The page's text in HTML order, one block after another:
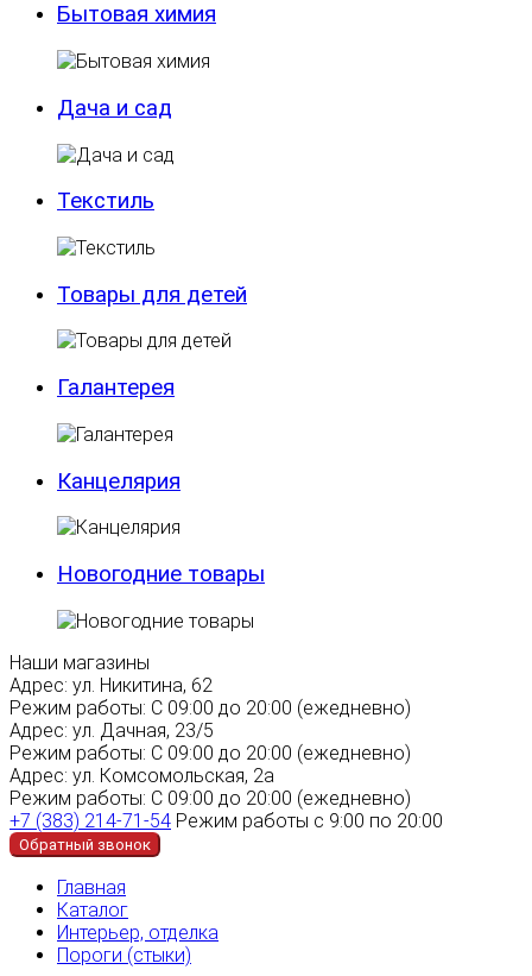
Бытовая химия
Дача и сад
Текстиль
Товары для детей
Галантерея
Канцелярия
Новогодние товары
Наши магазины
Адрес: ул. Никитина, 62
Режим работы: С 09:00 до 20:00 (ежедневно)
Адрес: ул. Дачная, 23/5
Режим работы: С 09:00 до 20:00 (ежедневно)
Адрес: ул. Комсомольская, 2а
Режим работы: С 09:00 до 20:00 (ежедневно)
+7 (383) 214-71-54 Режим работы с 9:00 по 20:00
Обратный звонок
Главная
Каталог
Интерьер, отделка
Пороги (стыки)